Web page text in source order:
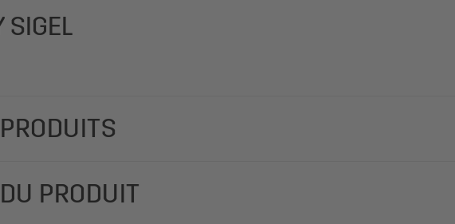
SIGEL
qui sortent de l'ordinaire. Au design unique, à imprimer en un tour de main
fin, 90 g/m², 100 feuilles). À finition haut de gamme : dorure apportant un
PRODUIT